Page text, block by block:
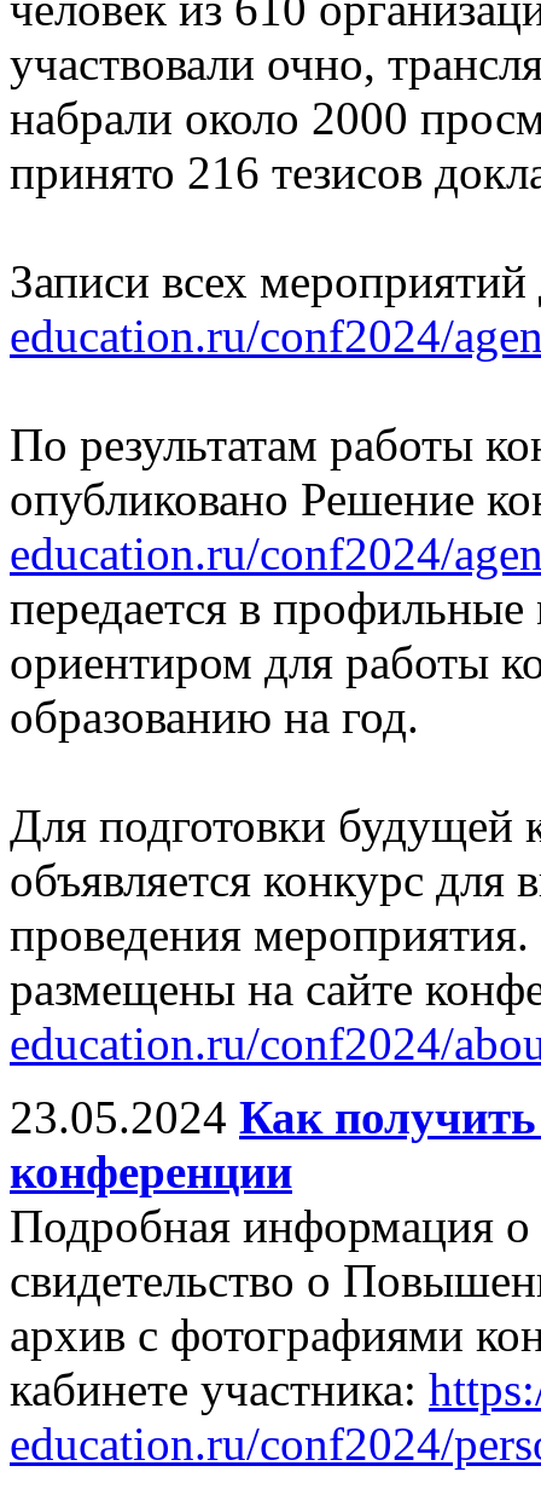
участвовали очно,
набрали около 2000
принято 216 тезисов
Записи всех
education.ru/conf2024/
По результатам работы
опубликовано Решение
education.ru/conf2024/
передается в профильные
ориентиром для работы
образованию на год.
Для подготовки будущей
объявляется конкурс
проведения
размещены на сайте
education.ru/conf2024/
23.05.2024 Как
конференции
Подробная информация о
свидетельство о
архив с фотографиями
кабинете участника:
education.ru/conf2024/